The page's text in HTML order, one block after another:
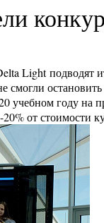
Light подводят
смогли
учебном году на
от стоимости